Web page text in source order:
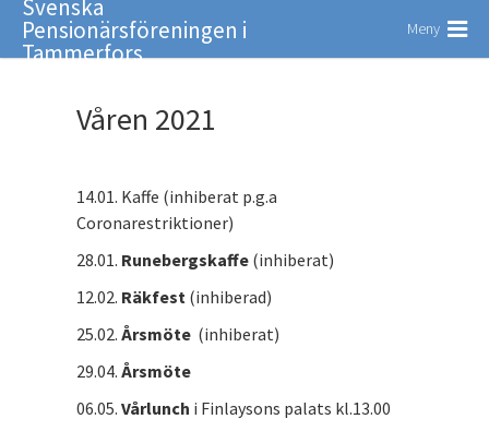
Svenska
Pensionärsföreningen i
Tammerfors
Meny
Våren 2021
14.01. Kaffe (inhiberat p.g.a
Coronarestriktioner)
28.01. Runebergskaffe (inhiberat)
12.02. Räkfest (inhiberad)
25.02. Årsmöte (inhiberat)
29.04. Årsmöte
06.05. Vårlunch i Finlaysons palats kl.13.00